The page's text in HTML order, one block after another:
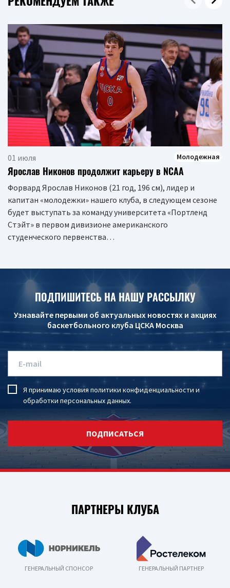
01 июля Молодежная
Ярослав Никонов продолжит карьеру в NCAA
Форвард Ярослав Никонов (21 год, 196 см), лидер и
капитан «молодежки» нашего клуба, в следующем сезоне
будет выступать за команду университета «Портленд
Стэйт» в первом дивизионе американского
студенческого первенства…
ПОДПИШИТЕСЬ НА НАШУ РАССЫЛКУ
Узнавайте первыми об актуальных новостях и акциях
баскетбольного клуба ЦСКА Москва
Я принимаю условия политики конфиденциальности и
обработки персональных данных.
ПОДПИСАТЬСЯ
ПАРТНЕРЫ КЛУБА
ГЕНЕРАЛЬНЫЙ СПОНСОР ГЕНЕРАЛЬНЫЙ ПАРТНЕР